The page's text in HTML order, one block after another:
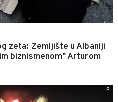
zeta: Zemljište u Albaniji
biznismenom" Arturom
0